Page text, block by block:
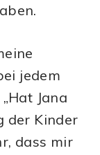
jedem
Jana
der Kinder
dass mir